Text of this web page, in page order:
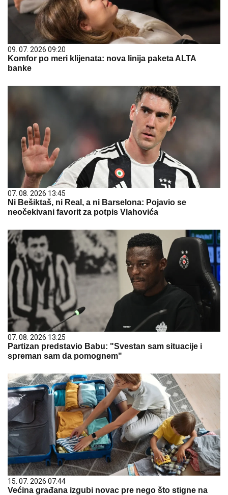
09. 07. 2026 09:20
Komfor po meri klijenata: nova linija paketa ALTA
banke
07. 08. 2026 13:45
Ni Bešiktaš, ni Real, a ni Barselona: Pojavio se
neočekivani favorit za potpis Vlahovića
07. 08. 2026 13:25
Partizan predstavio Babu: "Svestan sam situacije i
spreman sam da pomognem"
15. 07. 2026 07:44
Većina građana izgubi novac pre nego što stigne na